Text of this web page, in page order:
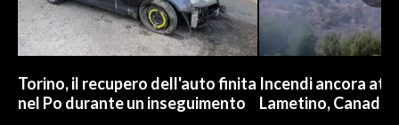
Torino, il recupero dell'auto finita
nel Po durante un inseguimento
Incendi ancora
Lametino,